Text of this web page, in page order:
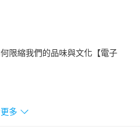
限縮我們的品味與文化【電子
多